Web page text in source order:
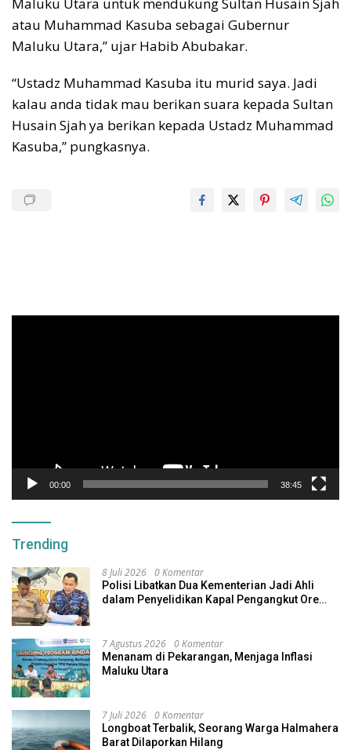
Maluku Utara untuk mendukung Sultan Husain Sjah
atau Muhammad Kasuba sebagai Gubernur
Maluku Utara,” ujar Habib Abubakar.
“Ustadz Muhammad Kasuba itu murid saya. Jadi
kalau anda tidak mau berikan suara kepada Sultan
Husain Sjah ya berikan kepada Ustadz Muhammad
Kasuba,” pungkasnya.
00:00 38:45
Trending
8 Juli 2026 0 Komentar
Polisi Libatkan Dua Kementerian Jadi Ahli
dalam Penyelidikan Kapal Pengangkut Ore
7 Agustus 2026 0 Komentar
Menanam di Pekarangan, Menjaga Inflasi
Maluku Utara
7 Juli 2026 0 Komentar
Longboat Terbalik, Seorang Warga Halmahera
Barat Dilaporkan Hilang